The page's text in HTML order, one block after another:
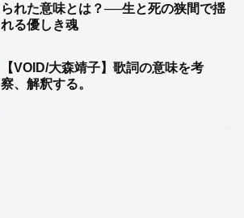
られた意味とは？──生と死の狭間で揺
れる優しき魂
【VOID/大森靖子】歌詞の意味を考
察、解釈する。